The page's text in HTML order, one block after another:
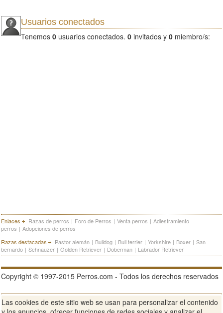
Usuarios conectados
Tenemos 0 usuarios conectados. 0 invitados y 0 miembro/s:
Enlaces Razas de perros | Foro de Perros | Venta perros | Adiestramiento
perros | Adopciones de perros
Razas destacadas
Pastor alemán | Bulldog | Bull terrier | Yorkshire | Boxer | San
bernardo | Schnauzer | Golden Retriever | Doberman | Labrador Retriever
Copyright © 1997-2015 Perros.com - Todos los derechos reservados
Publicidad en Perros.com | Contacte | Aviso Legal Política de
Las cookies de este sitio web se usan para personalizar el contenido